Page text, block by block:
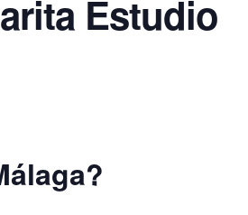
Estudio